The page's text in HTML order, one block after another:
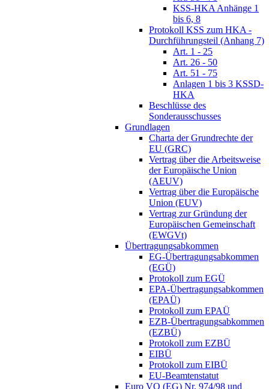
KSS-HKA Anhänge 1
bis 6, 8
Protokoll KSS zum HKA -
Durchführungsteil (Anhang 7)
Art. 1 - 25
Art. 26 - 50
Art. 51 - 75
Anlagen 1 bis 3 KSSD-
HKA
Beschlüsse des
Sonderausschusses
Grundlagen
Charta der Grundrechte der
EU (GRC)
Vertrag über die Arbeitsweise
der Europäische Union
(AEUV)
Vertrag über die Europäische
Union (EUV)
Vertrag zur Gründung der
Europäischen Gemeinschaft
(EWGVt)
Übertragungsabkommen
EG-Übertragungsabkommen
(EGÜ)
Protokoll zum EGÜ
EPA-Übertragungsabkommen
(EPAÜ)
Protokoll zum EPAÜ
EZB-Übertragungsabkommen
(EZBÜ)
Protokoll zum EZBÜ
EIBÜ
Protokoll zum EIBÜ
EU-Beamtenstatut
Euro VO (EG) Nr. 974/98 und